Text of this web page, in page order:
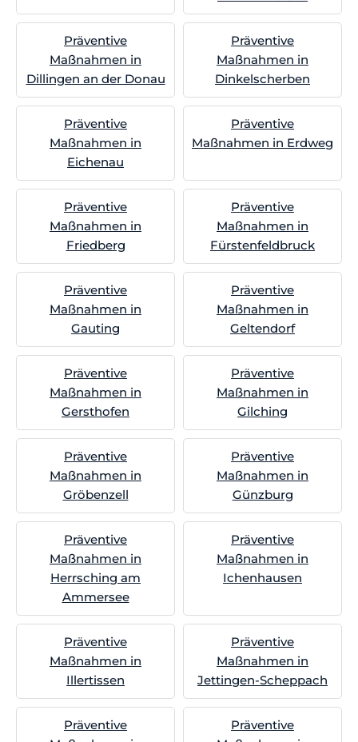
Präventive
Maßnahmen in
Dillingen an der Donau
Präventive
Maßnahmen in
Dinkelscherben
Präventive
Maßnahmen in
Eichenau
Präventive
Maßnahmen in Erdweg
Präventive
Maßnahmen in
Friedberg
Präventive
Maßnahmen in
Fürstenfeldbruck
Präventive
Maßnahmen in
Gauting
Präventive
Maßnahmen in
Geltendorf
Präventive
Maßnahmen in
Gersthofen
Präventive
Maßnahmen in
Gilching
Präventive
Maßnahmen in
Gröbenzell
Präventive
Maßnahmen in
Günzburg
Präventive
Maßnahmen in
Herrsching am
Ammersee
Präventive
Maßnahmen in
Ichenhausen
Präventive
Maßnahmen in
Illertissen
Präventive
Maßnahmen in
Jettingen-Scheppach
Präventive
Präventive